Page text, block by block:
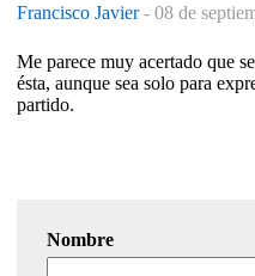
Francisco Javier- 08 de
Me parece muy acertado que
ésta, aunque sea solo para
partido.
Nombre